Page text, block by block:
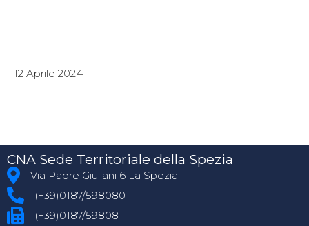
12 Aprile 2024
CNA Sede Territoriale della Spezia
Via Padre Giuliani 6 La Spezia
(+39)0187/598080
(+39)0187/598081